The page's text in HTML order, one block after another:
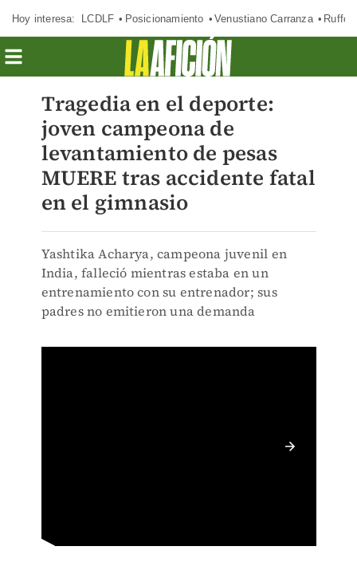
Hoy interesa: LCDLF Posicionamiento Venustiano Carranza Ruffo
Tragedia en el deporte:
joven campeona de
levantamiento de pesas
MUERE tras accidente fatal
en el gimnasio
Yashtika Acharya, campeona juvenil en
India, falleció mientras estaba en un
entrenamiento con su entrenador; sus
padres no emitieron una demanda